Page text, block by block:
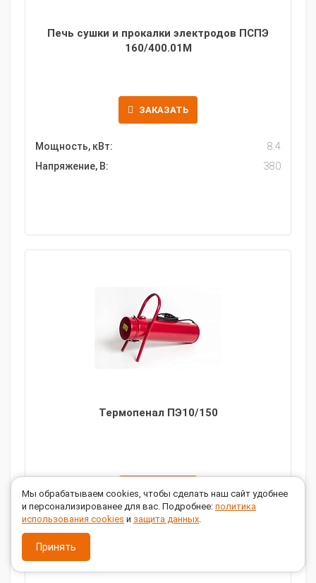
Печь сушки и прокалки электродов ПСПЭ
160/400.01M
ЗАКАЗАТЬ
Мощность, кВт:
8.4
Напряжение, В:
380
Термопенал ПЭ10/150
ЗАКАЗАТЬ
Напряжение, В:
Мы обрабатываем cookies, чтобы сделать наш сайт удобнее
и персонализированее для вас. Подробнее: политика
использования cookies и защита данных.
Принять